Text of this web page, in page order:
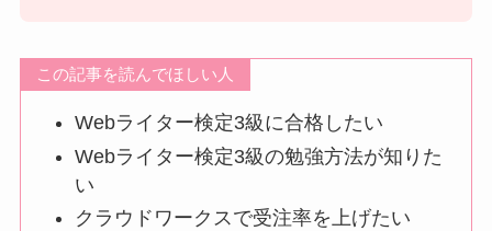
この記事を読んでほしい人
Webライター検定3級に合格したい
Webライター検定3級の勉強方法が知りた
い
クラウドワークスで受注率を上げたい